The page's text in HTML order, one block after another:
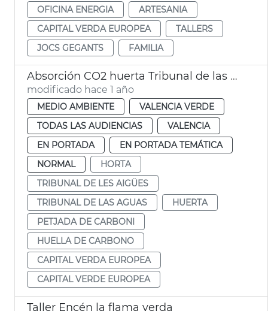
OFICINA ENERGIA
ARTESANIA
CAPITAL VERDA EUROPEA
TALLERS
JOCS GEGANTS
FAMILIA
Absorción CO2 huerta Tribunal de las Aguas
modificado hace 1 año
MEDIO AMBIENTE
VALENCIA VERDE
TODAS LAS AUDIENCIAS
VALENCIA
EN PORTADA
EN PORTADA TEMÁTICA
NORMAL
HORTA
TRIBUNAL DE LES AIGÜES
TRIBUNAL DE LAS AGUAS
HUERTA
PETJADA DE CARBONI
HUELLA DE CARBONO
CAPITAL VERDA EUROPEA
CAPITAL VERDE EUROPEA
Taller Encén la flama verda